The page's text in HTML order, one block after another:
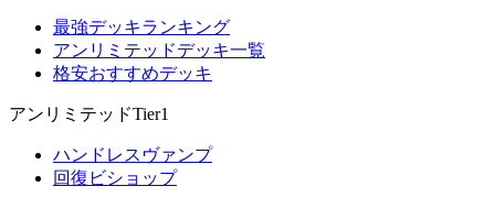
最強デッキランキング
アンリミテッドデッキ一覧
格安おすすめデッキ
アンリミテッドTier1
ハンドレスヴァンプ
回復ビショップ